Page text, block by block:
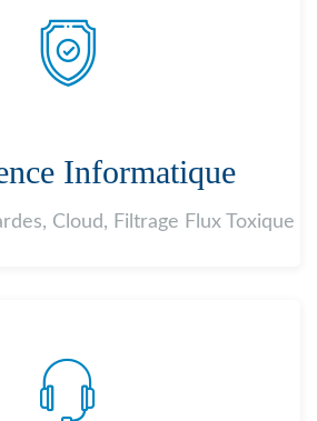
Informatique
Cloud, Filtrage Flux Toxique